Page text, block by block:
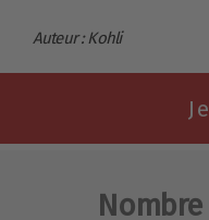
Auteur : Kohli
Nombre